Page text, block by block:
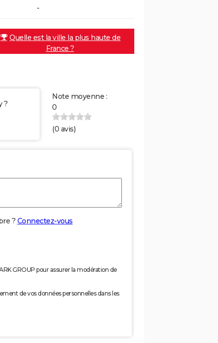
-
Quelle est la ville la plus haute de
France ?
?
Note moyenne :
0
(0 avis)
? Connectez-vous
GROUP pour assurer la modération de
de vos données personnelles dans les